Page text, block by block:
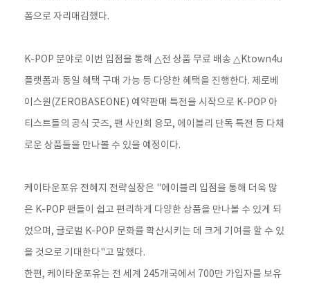
폼으로 자리매김했다.
K-POP 분야로 이번 입점을 통해 △전 상품 무료 배송 △Ktown4u
플랫폼과 동일 혜택 구매 가능 등 다양한 혜택을 진행한다. 제로베
이스원(ZEROBASEONE) 예약판매 특전을 시작으로 K-POP 아
티스트들의 공식 굿즈, 팬 사인회 응모, 에이블리 단독 특전 등 다채
로운 상품들을 만나볼 수 있을 예정이다.
케이타운포유 전혜지 전략실장은 "에이블리 입점을 통해 더욱 많
은 K-POP 팬들이 쉽고 편리하게 다양한 상품을 만나볼 수 있게 되
었으며, 글로벌 K-POP 문화를 확산시키는 데 크게 기여를 할 수 있
을 것으로 기대한다"고 말했다.
한편, 케이타운포유는 전 세계 245개국에서 700만 가입자를 보유